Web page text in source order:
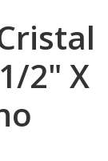
2" X